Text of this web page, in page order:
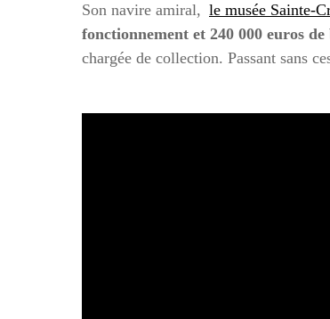
Son navire amiral, le musée Sainte-
fonctionnement et 240 000 euros de
chargée de collection. Passant sans